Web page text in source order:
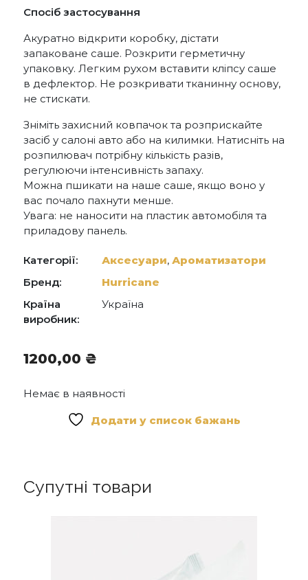
Спосіб застосування
Акуратно відкрити коробку, дістати
запаковане саше. Розкрити герметичну
упаковку. Легким рухом вставити кліпсу саше
в дефлектор. Не розкривати тканинну основу,
не стискати.
Зніміть захисний ковпачок та розприскайте
засіб у салоні авто або на килимки. Натисніть на
розпилювач потрібну кількість разів,
регулюючи інтенсивність запаху.
Можна пшикати на наше саше, якщо воно у
вас почало пахнути менше.
Увага: не наносити на пластик автомобіля та
приладову панель.
Категорії: Аксесуари, Ароматизатори
Бренд:
Hurricane
Країна
виробник:
Україна
1200,00 ₴
Немає в наявності
Додати у список бажань
Супутні товари